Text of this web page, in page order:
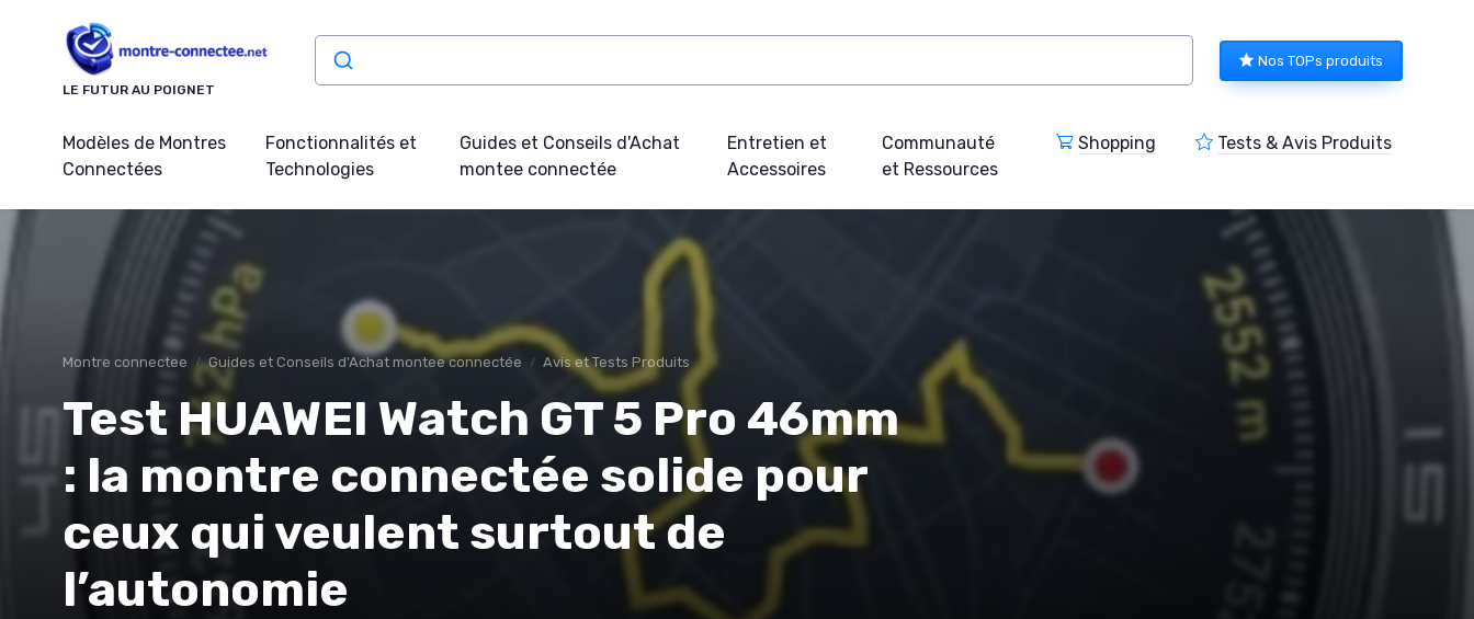
LE FUTUR AU POIGNET
Nos TOPs produits
Modèles de Montres
Connectées
Fonctionnalités et
Technologies
Guides et Conseils d'Achat
montee connectée
Entretien et
Accessoires
Communauté
et Ressources
Shopping Tests & Avis Produits
Montre connectee Guides et Conseils d'Achat montee connectée Avis et Tests Produits
Test HUAWEI Watch GT 5 Pro 46mm
: la montre connectée solide pour
ceux qui veulent surtout de
l’autonomie